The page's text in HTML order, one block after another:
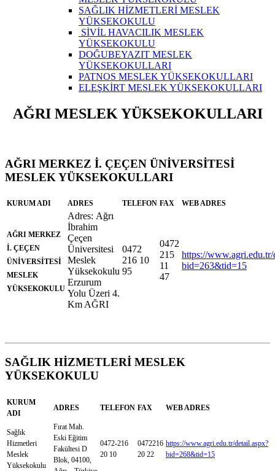
SAĞLIK HİZMETLERİ MESLEK
YÜKSEKOKULU
SİVİL HAVACILIK MESLEK
YÜKSEKOKULU
DOĞUBEYAZIT MESLEK
YÜKSEKOKULLARI
PATNOS MESLEK YÜKSEKOKULLARI
ELEŞKİRT MESLEK YÜKSEKOKULLARI
AĞRI MESLEK YÜKSEKOKULLARI
AĞRI MERKEZ İ. ÇEÇEN ÜNİVERSİTESİ
MESLEK YÜKSEKOKULLARI
KURUM ADI ADRES TELEFON FAX WEB ADRES
AĞRI MERKEZ
İ. ÇEÇEN
ÜNİVERSİTESİ
MESLEK
YÜKSEKOKULU
Adres: Ağrı
İbrahim
Çeçen
Üniversitesi
Meslek
Yüksekokulu
Erzurum
Yolu Üzeri 4.
Km AĞRI
0472
216 10
95
0472
215
11
47
https://www.agri.edu.tr/
bid=263&tid=15
SAĞLIK HİZMETLERİ MESLEK
YÜKSEKOKULU
KURUM
ADI
ADRES TELEFON FAX WEB ADRES
Sağlık
Hizmetleri
Meslek
Yüksekokulu
Fırat Mah.
Eski Eğitim
Fakültesi D
Blok, 04100,
0472-216
20 10
0472216
20 22
https://www.agri.edu.tr/detail.aspx?
bid=268&tid=15